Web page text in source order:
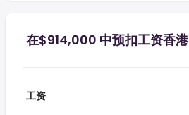
在$914,000 中预扣工资香港
工资